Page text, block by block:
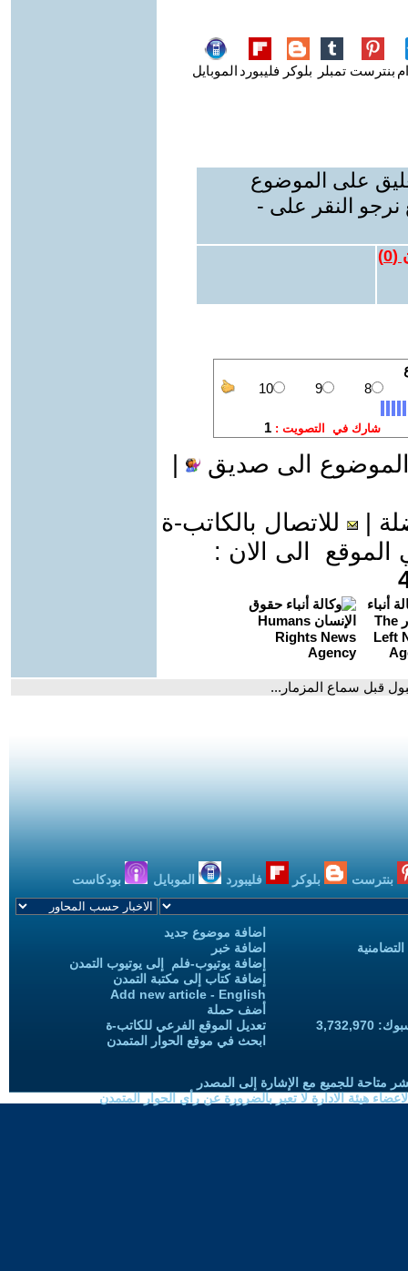
بنترست تمبلر بلوكر فليبورد الموبايل
على الموضوع
نرجو النقر على -
(
0
)
الى صديق
للاتصال بالكاتب-ة
الى الان :
قبل سماع المزمار...
بنترست بلوكر فليبورد الموبايل بودكاست
اضافة موضوع جديد
اضافة خبر
إضافة يوتيوب-فلم إلى يوتيوب التمدن
إضافة كتاب إلى مكتبة التمدن
Add new article - English
أضف حملة
تعديل الموقع الفرعي للكاتب-ة
ابحث في موقع الحوار المتمدن
متاحة للجميع مع الإشارة إلى المصدر
هيئة الادارة لا تعبر بالضرورة عن رأي الحوار المتمدن